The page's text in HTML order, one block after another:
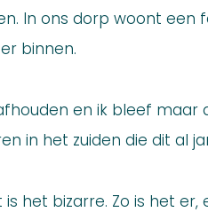
In ons dorp woont een
binnen.
en ik bleef maar
in het zuiden die dit al
het bizarre. Zo is het er,